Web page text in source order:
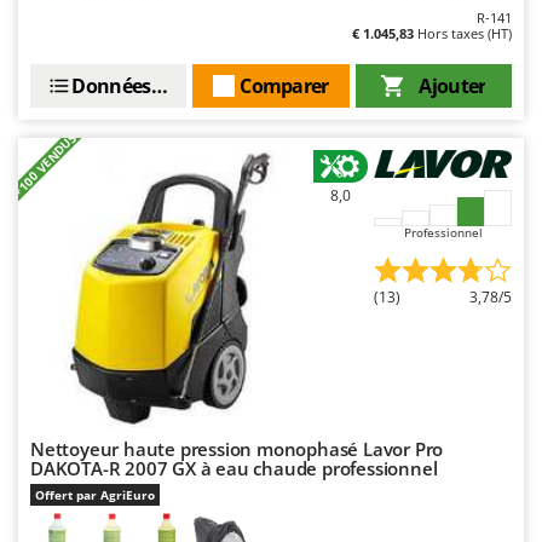
Ripartrak
River Systems
Robomow
Rossofuoco
Rover Pompe
Royal Food
Ryobi
S.T.P.
Santos
Sbaraglia
Schnitzer
R-141
€ 1.045,83 Hors taxes (HT)
Ajouter
Comparer
Données techniques
+100 VENDUS 8,0
Professionnel
(13) 3,78/5
Nettoyeur haute pression monophasé Lavor Pro
DAKOTA-R 2007 GX à eau chaude professionnel
Offert par AgriEuro